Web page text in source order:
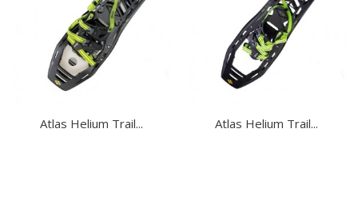
Atlas Helium Trail... Atlas Helium Trail...